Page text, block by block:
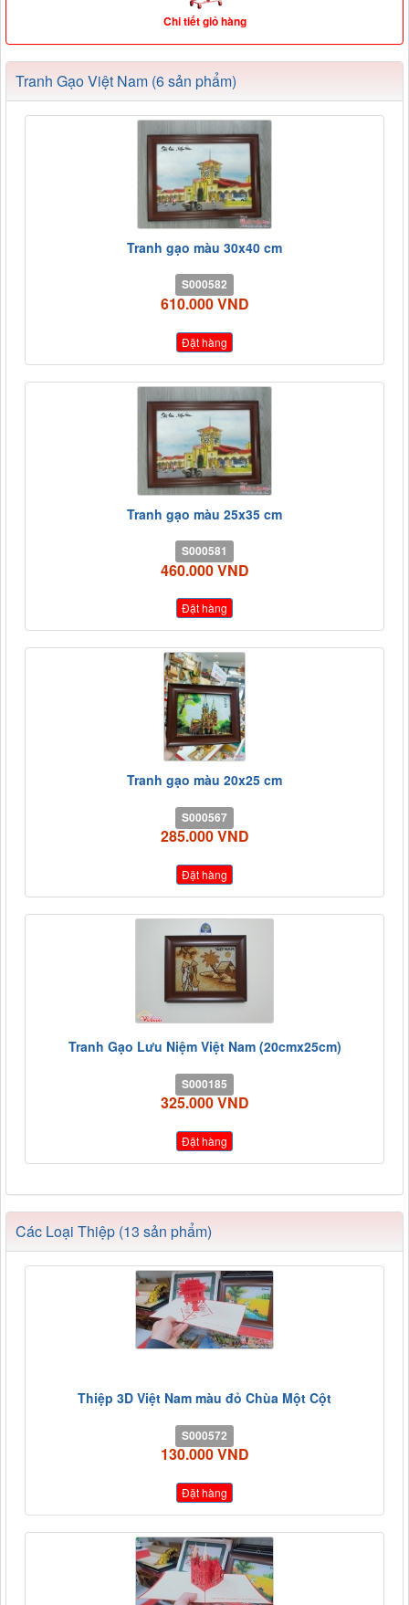
Chi tiết giỏ hàng
Tranh Gạo Việt Nam (6 sản phẩm)
Tranh gạo màu 30x40 cm
S000582
610.000 VND
Đặt hàng
Tranh gạo màu 25x35 cm
S000581
460.000 VND
Đặt hàng
Tranh gạo màu 20x25 cm
S000567
285.000 VND
Đặt hàng
Tranh Gạo Lưu Niệm Việt Nam (20cmx25cm)
S000185
325.000 VND
Đặt hàng
Các Loại Thiệp (13 sản phẩm)
Thiệp 3D Việt Nam màu đỏ Chùa Một Cột
S000572
130.000 VND
Đặt hàng